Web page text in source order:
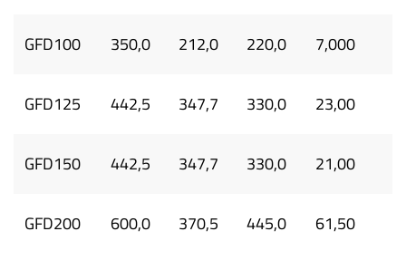
GFD100 350,0 212,0 220,0 7,000
GFD125 442,5 347,7 330,0 23,00
GFD150 442,5 347,7 330,0 21,00
GFD200 600,0 370,5 445,0 61,50